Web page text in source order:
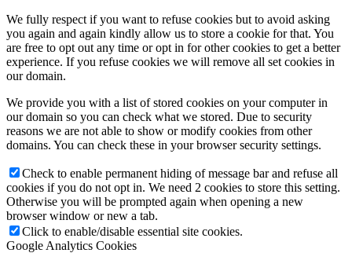
We fully respect if you want to refuse cookies but to avoid asking
you again and again kindly allow us to store a cookie for that. You
are free to opt out any time or opt in for other cookies to get a better
experience. If you refuse cookies we will remove all set cookies in
our domain.
We provide you with a list of stored cookies on your computer in
our domain so you can check what we stored. Due to security
reasons we are not able to show or modify cookies from other
domains. You can check these in your browser security settings.
Check to enable permanent hiding of message bar and refuse all
cookies if you do not opt in. We need 2 cookies to store this setting.
Otherwise you will be prompted again when opening a new
browser window or new a tab.
Click to enable/disable essential site cookies.
Google Analytics Cookies